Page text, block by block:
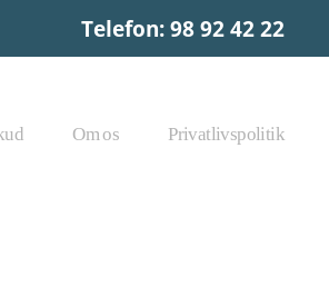
Telefon: 98 92 42 22
Om os Privatlivspolitik